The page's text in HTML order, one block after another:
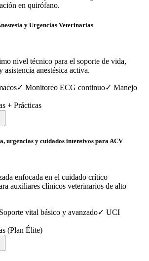
en quirófano.
y Urgencias Veterinarias
nivel técnico para el soporte de vida,
anestésica activa.
✓ Monitoreo ECG continuo✓ Manejo
+ Prácticas
urgencias y cuidados intensivos para ACV
enfocada en el cuidado crítico
auxiliares clínicos veterinarios de alto
Soporte vital básico y avanzado✓ UCI
(Plan Élite)